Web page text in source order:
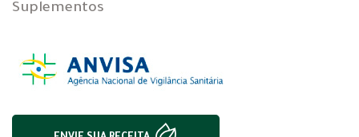
Suplementos